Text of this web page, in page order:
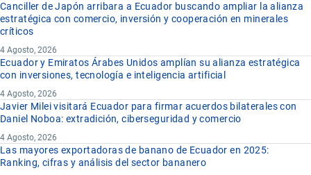
Canciller de Japón arribara a Ecuador buscando ampliar la alianza
estratégica con comercio, inversión y cooperación en minerales
críticos
4 Agosto, 2026
Ecuador y Emiratos Árabes Unidos amplían su alianza estratégica
con inversiones, tecnología e inteligencia artificial
4 Agosto, 2026
Javier Milei visitará Ecuador para firmar acuerdos bilaterales con
Daniel Noboa: extradición, ciberseguridad y comercio
4 Agosto, 2026
Las mayores exportadoras de banano de Ecuador en 2025:
Ranking, cifras y análisis del sector bananero